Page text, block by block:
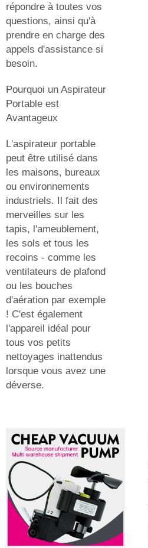
répondre à toutes vos
questions, ainsi qu'à
prendre en charge des
appels d'assistance si
besoin.
Pourquoi un Aspirateur
Portable est
Avantageux
L'aspirateur portable
peut être utilisé dans
les maisons, bureaux
ou environnements
industriels. Il fait des
merveilles sur les
tapis, l'ameublement,
les sols et tous les
recoins - comme les
ventilateurs de plafond
ou les bouches
d'aération par exemple
! C'est également
l'appareil idéal pour
tous vos petits
nettoyages inattendus
lorsque vous avez une
déverse.